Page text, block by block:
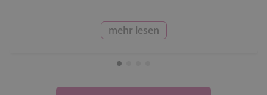
mehr lesen